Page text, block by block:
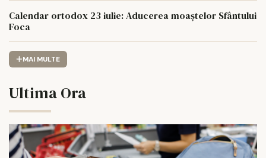
Calendar ortodox 23 iulie: Aducerea moaștelor Sfântului
Foca
MAI MULTE
Ultima Ora